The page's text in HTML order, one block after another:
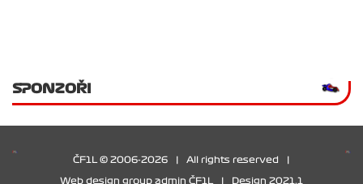
SPONZOŘI
ČF1L © 2006-2026 All rights reserved
Web design group admin ČF1L Design 2021.1